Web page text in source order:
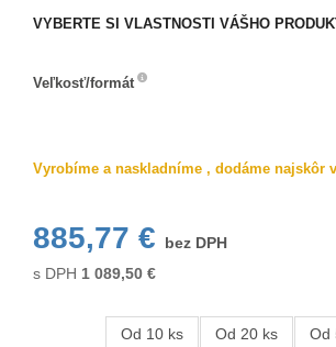
VYBERTE SI VLASTNOSTI VÁŠHO
Veľkosť/formát
Vyrobíme a naskladníme , dodáme najskôr
885,77 €
bez DPH
s DPH 1 089,50 €
Od 10 ks Od 20 ks Od